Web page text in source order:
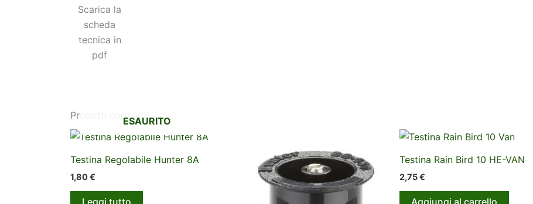
Scarica la
scheda
tecnica in
pdf
Prodotti correlatiESAURITO
Testina Regolabile Hunter 8A
1,80€
Leggi tutto
Testina Rain Bird 10 HE-VAN
2,75€
Aggiungi al carrello